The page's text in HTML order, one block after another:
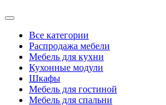
Все категории
Распродажа мебели
Мебель для кухни
Кухонные модули
Шкафы
Мебель для гостиной
Мебель для спальни